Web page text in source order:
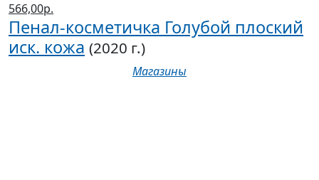
566,00р.
Пенал-косметичка Голубой плоский
иск. кожа (2020 г.)
Магазины